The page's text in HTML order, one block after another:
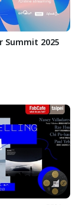
Summit 2025